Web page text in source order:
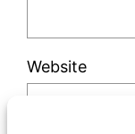
Website